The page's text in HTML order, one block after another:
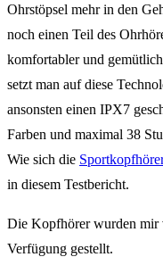
Ohrstöpsel mehr in den
noch einen Teil des
komfortabler und
setzt man auf diese
ansonsten einen IPX7
Farben und maximal 38
Wie sich die
in diesem Testbericht.
Die Kopfhörer wurden mir
Verfügung gestellt.